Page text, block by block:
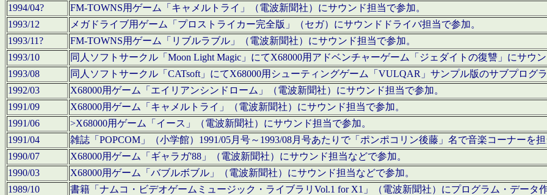
1994/04?
FM-TOWNS用ゲーム「キャメルトライ」（電波新聞社）にサウンド担当で参加。
1993/12
メガドライブ用ゲーム「プロストライカー完全版」（セガ）にサウンドドライバ担当で参加。
1993/11?
FM-TOWNS用ゲーム「リブルラブル」（電波新聞社）にサウンド担当で参加。
1993/10
同人ソフトサークル「Moon Light Magic」にてX68000用アドベンチャーゲーム「ジェダイトの復讐」にサウ
1993/08
同人ソフトサークル「CATsoft」にてX68000用シューティングゲーム「VULQAR」サンプル版のサブプログ
1992/03
X68000用ゲーム「エイリアンシンドローム」（電波新聞社）にサウンド担当で参加。
1991/09
X68000用ゲーム「キャメルトライ」（電波新聞社）にサウンド担当で参加。
1991/06
>X68000用ゲーム「イース」（電波新聞社）にサウンド担当で参加。
1991/04
雑誌「POPCOM」（小学館）1991/05月号～1993/08月号あたりで「ポンポコリン後藤」名で音楽コーナーを
1990/07
X68000用ゲーム「ギャラガ'88」（電波新聞社）にサウンド担当などで参加。
1990/03
X68000用ゲーム「バブルボブル」（電波新聞社）にサウンド担当などで参加。
1989/10
書籍「ナムコ・ビデオゲームミュージック・ライブラリVol.1 for X1」（電波新聞社）にプログラム・データ